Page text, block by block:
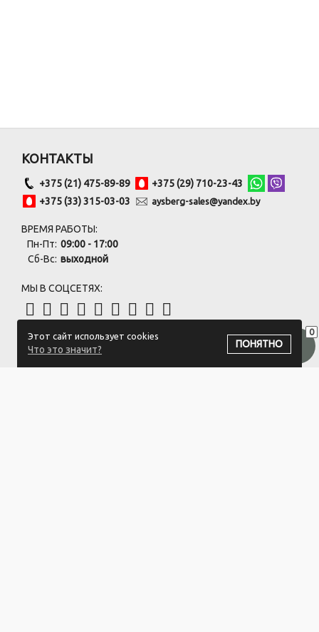
0
Этот сайт использует cookies
Что это значит?
ПОНЯТНО
КОНТАКТЫ
+375 (21) 475-89-89
+375 (29) 710-23-43
+375 (33) 315-03-03
aysberg-sales@yandex.by
ВРЕМЯ РАБОТЫ:
Пн-Пт: 09:00 - 17:00
Сб-Вс: выходной
МЫ В СОЦСЕТЯХ:
ПОДПИСАТЬСЯ НА РАССЫЛКУ